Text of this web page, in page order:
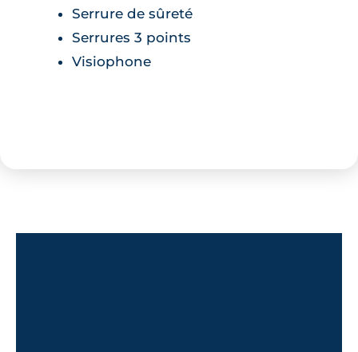
Serrure de sûreté
Serrures 3 points
Visiophone